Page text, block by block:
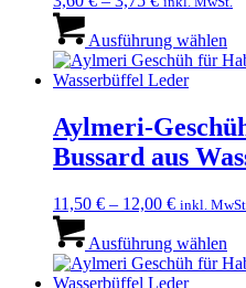
der
Ausführung wählen
auf.
auf
Aylmeri-
Bussard aus
11,50 € – 12,00 € inkl. MwSt.
Ausführung wählen